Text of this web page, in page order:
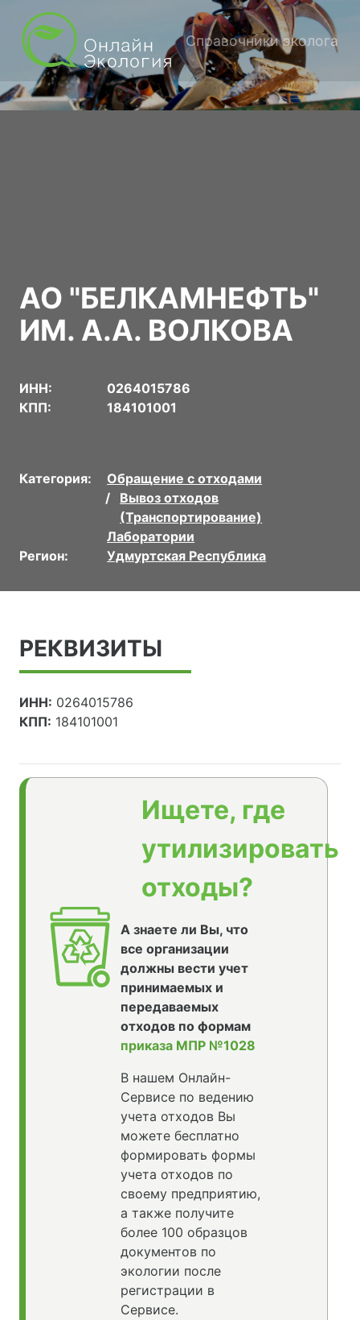
Справочники эколога
АО "БЕЛКАМНЕФТЬ"
ИМ. А.А. ВОЛКОВА
ИНН:
0264015786
КПП:
184101001
Категория:
Обращение с отходами
Вывоз отходов
(Транспортирование)
Лаборатории
Регион:
Удмуртская Республика
РЕКВИЗИТЫ
ИНН: 0264015786
КПП: 184101001
Ищете, где
утилизировать
отходы?
А знаете ли Вы, что
все организации
должны вести учет
принимаемых и
передаваемых
отходов по формам
приказа МПР №1028
В нашем Онлайн-
Сервисе по ведению
учета отходов Вы
можете бесплатно
формировать формы
учета отходов по
своему предприятию,
а также получите
более 100 образцов
документов по
экологии после
регистрации в
Сервисе.